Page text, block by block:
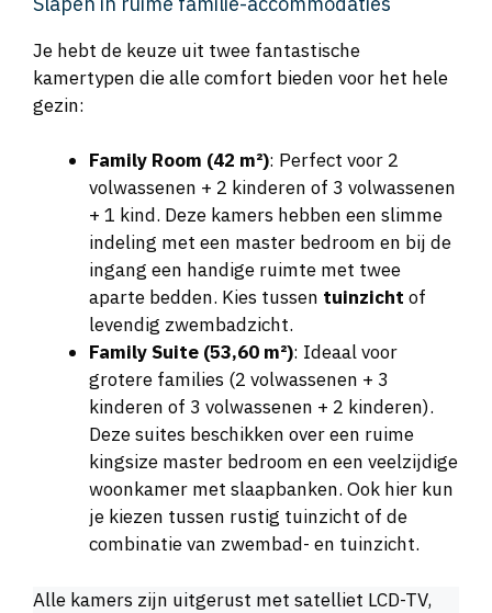
Je hebt de keuze uit twee fantastische
kamertypen die alle comfort bieden voor het hele
gezin:
Family Room (42 m²): Perfect voor 2
volwassenen + 2 kinderen of 3 volwassenen
+ 1 kind. Deze kamers hebben een slimme
indeling met een master bedroom en bij de
ingang een handige ruimte met twee
aparte bedden. Kies tussen tuinzicht of
levendig zwembadzicht.
Family Suite (53,60 m²): Ideaal voor
grotere families (2 volwassenen + 3
kinderen of 3 volwassenen + 2 kinderen).
Deze suites beschikken over een ruime
kingsize master bedroom en een veelzijdige
woonkamer met slaapbanken. Ook hier kun
je kiezen tussen rustig tuinzicht of de
combinatie van zwembad- en tuinzicht.
Alle kamers zijn uitgerust met satelliet LCD-TV,